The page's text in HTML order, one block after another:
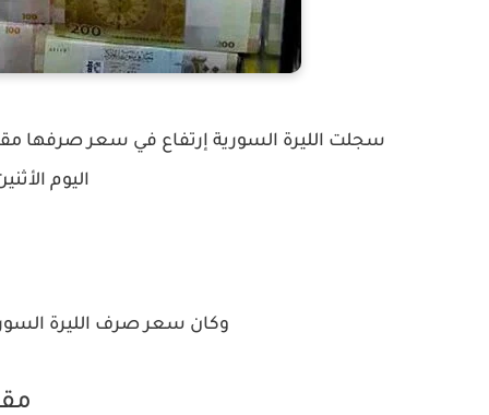
سجلت الليرة السورية إرتفاع في سعر صرفها
اليوم الأثنين 14 يونيو/ حزيران
وكان سعر صرف الليرة